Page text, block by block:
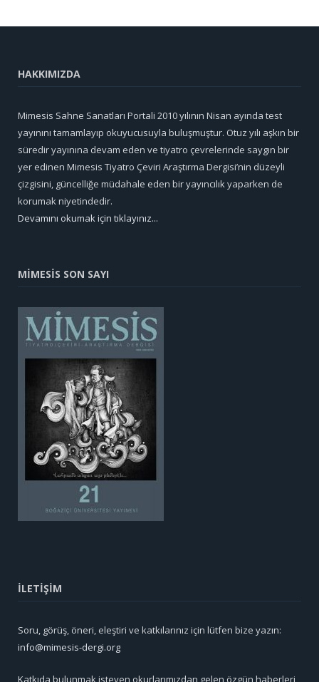
HAKKIMIZDA
Mimesis Sahne Sanatları Portali 2010 yılının Nisan ayında test
yayınını tamamlayıp okuyucusuyla buluşmuştur. Otuz yılı aşkın bir
süredir yayınına devam eden ve tiyatro çevrelerinde saygın bir
yer edinen Mimesis Tiyatro Çeviri Araştırma Dergisi’nin düzeyli
çizgisini, güncelliğe müdahale eden bir yayıncılık yaparken de
korumak niyetindedir.
Devamını okumak için tıklayınız...
MİMESİS SON SAYI
İLETİŞİM
Soru, görüş, öneri, eleştiri ve katkılarınız için lütfen bize yazın:
info@mimesis-dergi.org
Katkıda bulunmak isteyen okurlarımızdan gelen özgün haberleri,